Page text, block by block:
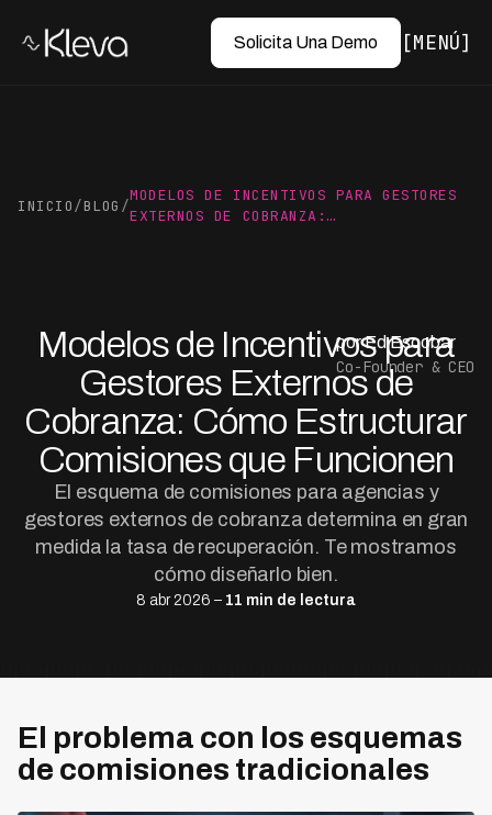
Solicita Una Demo MENÚ
INICIO/BLOG /
MODELOS DE INCENTIVOS PARA GESTORES
EXTERNOS DE COBRANZA:…
Modelos de Incentivos para
Gestores Externos de
Cobranza: Cómo Estructurar
Comisiones que Funcionen
El esquema de comisiones para agencias y
gestores externos de cobranza determina en gran
medida la tasa de recuperación. Te mostramos
cómo diseñarlo bien.
8 abr 2026 – 11 min de lectura
por Ed Escobar
Co-Founder & CEO
El problema con los esquemas
de comisiones tradicionales